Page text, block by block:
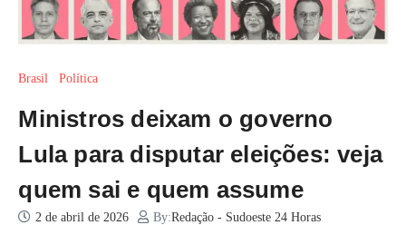
Brasil Política
Ministros deixam o governo
Lula para disputar eleições: veja
quem sai e quem assume
2 de abril de 2026 By:Redação - Sudoeste 24 Horas